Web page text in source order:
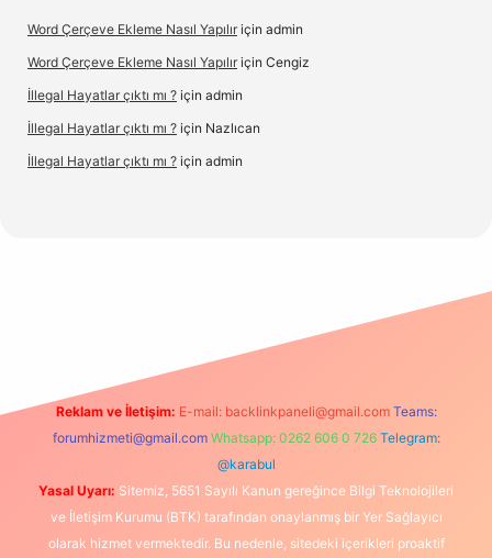
Word Çerçeve Ekleme Nasıl Yapılır için admin
Word Çerçeve Ekleme Nasıl Yapılır için Cengiz
İllegal Hayatlar çıktı mı ? için admin
İllegal Hayatlar çıktı mı ? için Nazlıcan
İllegal Hayatlar çıktı mı ? için admin
Reklam ve İletişim: E-mail: backlinkpaneli@gmail.com Teams:
forumhizmeti@gmail.com Whatsapp: 0262 606 0 726 Telegram:
@karabul
Yasal Uyarı: Sitemiz, 5651 Sayılı Kanun gereğince Bilgi Teknolojileri
ve İletişim Kurumu (BTK) tarafından onaylanmış bir Yer Sağlayıcı
olarak hizmet vermektedir. Bu nedenle, sitedeki içerikleri proaktif